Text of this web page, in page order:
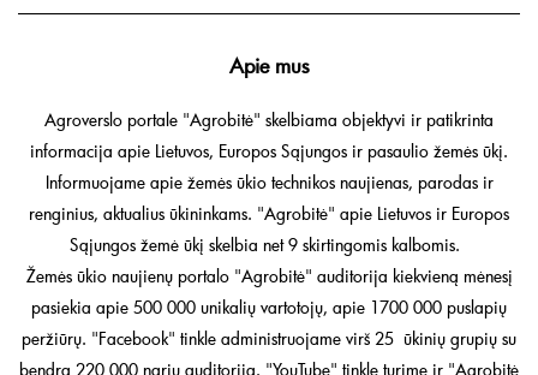
Apie mus
Agroverslo portale "Agrobitė" skelbiama objektyvi ir patikrinta
informacija apie Lietuvos, Europos Sąjungos ir pasaulio žemės ūkį.
Informuojame apie žemės ūkio technikos naujienas, parodas ir
renginius, aktualius ūkininkams. "Agrobitė" apie Lietuvos ir Europos
Sąjungos žemė ūkį skelbia net 9 skirtingomis kalbomis.
Žemės ūkio naujienų portalo "Agrobitė" auditorija kiekvieną mėnesį
pasiekia apie 500 000 unikalių vartotojų, apie 1700 000 puslapių
peržiūrų. "Facebook" tinkle administruojame virš 25 ūkinių grupių su
bendra 220 000 narių auditorija. "YouTube" tinkle turime ir "Agrobitė